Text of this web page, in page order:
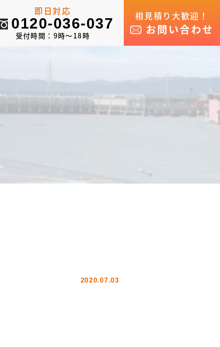
即日対応
0120-036-037
受付時間：9時～18時
相見積り大歓迎！
お問い合わせ
2020.07.03